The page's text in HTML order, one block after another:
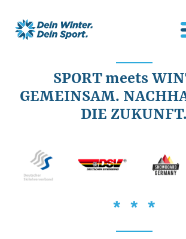
SPORT meets
GEMEINSAM.
DIE ZUKUNFT.
* * *